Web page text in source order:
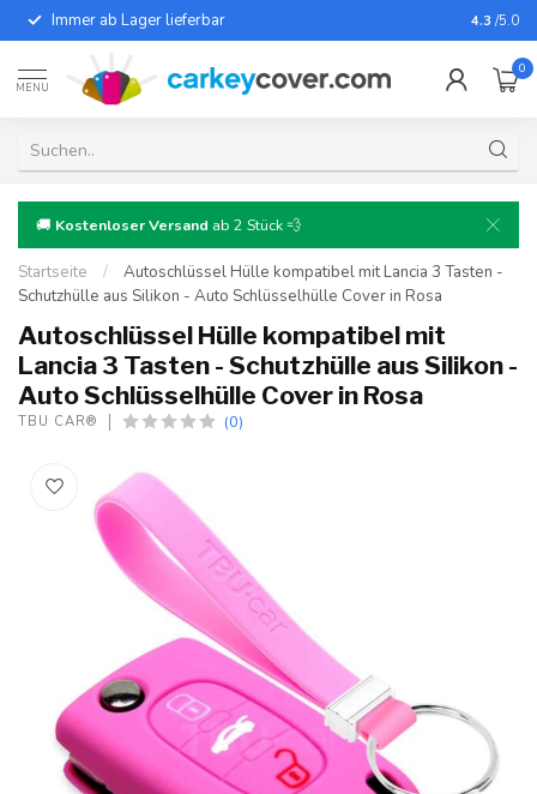
Immer ab Lager lieferbar Für fast
4.3 /5.0
MENU
0
🚚 Kostenloser Versand ab 2 Stück 💨
Startseite /
Autoschlüssel Hülle kompatibel mit Lancia 3 Tasten -
Schutzhülle aus Silikon - Auto Schlüsselhülle Cover in Rosa
Autoschlüssel Hülle kompatibel mit
Lancia 3 Tasten - Schutzhülle aus Silikon -
Auto Schlüsselhülle Cover in Rosa
TBU CAR® (0)